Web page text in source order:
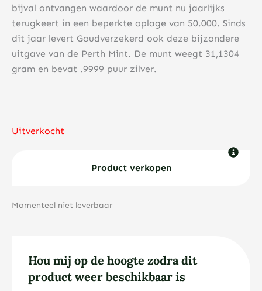
bijval ontvangen waardoor de munt nu jaarlijks
terugkeert in een beperkte oplage van 50.000. Sinds
dit jaar levert Goudverzekerd ook deze bijzondere
uitgave van de Perth Mint. De munt weegt 31,1304
gram en bevat .9999 puur zilver.
Uitverkocht
Product verkopen
Momenteel niet leverbaar
Hou mij op de hoogte zodra dit
product weer beschikbaar is